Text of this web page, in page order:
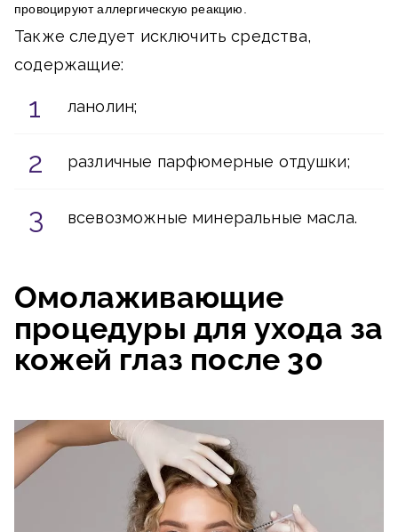
провоцируют аллергическую реакцию.
Также следует исключить средства,
содержащие:
ланолин;
различные парфюмерные отдушки;
всевозможные минеральные масла.
Омолаживающие
процедуры для ухода за
кожей глаз после 30